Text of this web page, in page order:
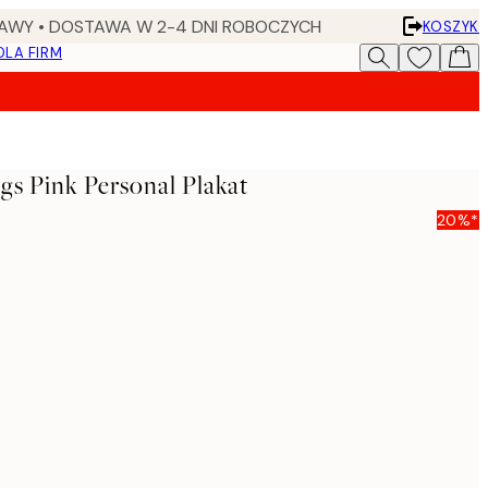
• DOSTAWA W 2-4 DNI ROBOCZYCH
KOSZYK
FIRM
Pink Personal Plakat
20%*